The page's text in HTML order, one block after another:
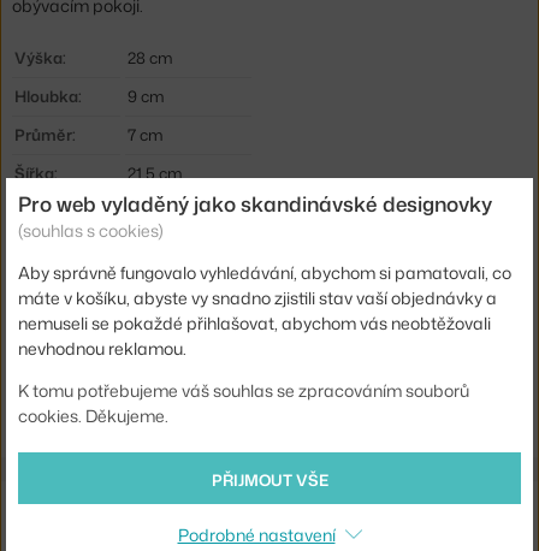
obývacím pokoji.
Výška:
28 cm
Hloubka:
9 cm
Průměr:
7 cm
Šířka:
21,5 cm
Barva:
krémová
Kód produktu
FER-1104267335
EAN
5704723303015
Ste zo Slovenska? Prejdite naVáza Paste Rounded, off-white
Shopping from the EU? Switch to
Ze stejné kolekce
Pro web vyladěný jako skandinávské designovky
(souhlas s cookies)
Aby správně fungovalo vyhledávání, abychom si pamatovali, co
máte v košíku, abyste vy snadno zjistili stav vaší objednávky a
nemuseli se pokaždé přihlašovat, abychom vás neobtěžovali
nevhodnou reklamou.
K tomu potřebujeme váš souhlas se zpracováním souborů
cookies. Děkujeme.
PŘIJMOUT VŠE
Podrobné nastavení